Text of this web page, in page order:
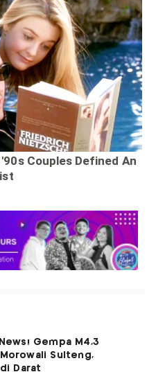
Gempa M4,3
Sulteng,
Darat